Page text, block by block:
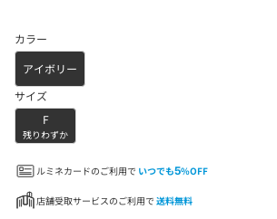
カラー
アイボリー
サイズ
F
残りわずか
ルミネカードのご利用で いつでも5%OFF
店舗受取サービスのご利用で 送料無料